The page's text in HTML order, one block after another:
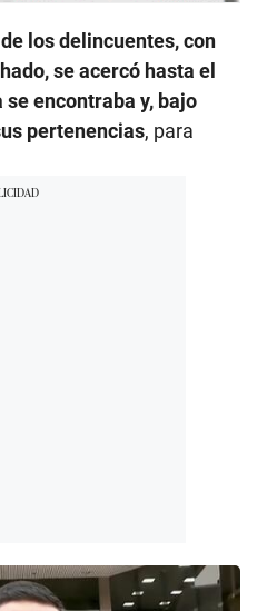
los delincuentes, con
se acercó hasta el
encontraba y, bajo
pertenencias, para